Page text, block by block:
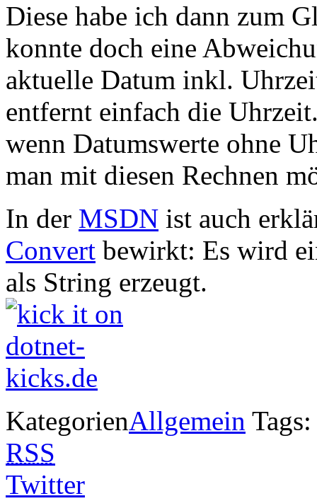
Diese habe ich dann zum
konnte doch eine
aktuelle Datum inkl.
entfernt einfach die
wenn Datumswerte ohne
man mit diesen Rechnen
In der MSDN ist auch
Convert bewirkt: Es wird
als String erzeugt.
KategorienAllgemein
RSS
Twitter